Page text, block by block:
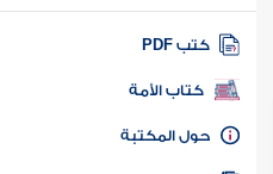
كتب PDF
كتاب الأمة